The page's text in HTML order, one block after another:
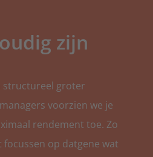
zijn
structureel groter
voorzien we je
rendement toe. Zo
op datgene wat